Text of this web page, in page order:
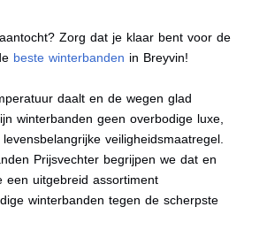
Zorg dat je klaar bent voor de
beste winterbanden in Breyvin!
daalt en de wegen glad
winterbanden geen overbodige luxe,
veiligheidsmaatregel.
Prijsvechter begrijpen we dat en
een uitgebreid assortiment
winterbanden tegen de scherpste